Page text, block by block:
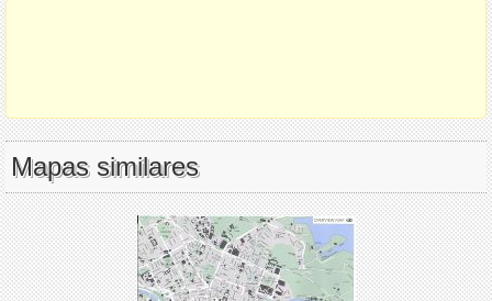
Mapas similares